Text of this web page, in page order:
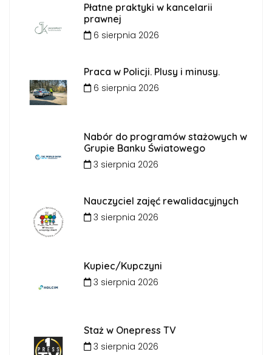
Płatne praktyki w kancelarii
prawnej
6 sierpnia 2026
Praca w Policji. Plusy i minusy.
6 sierpnia 2026
Nabór do programów stażowych w
Grupie Banku Światowego
3 sierpnia 2026
Nauczyciel zajęć rewalidacyjnych
3 sierpnia 2026
Kupiec/Kupczyni
3 sierpnia 2026
Staż w Onepress TV
3 sierpnia 2026